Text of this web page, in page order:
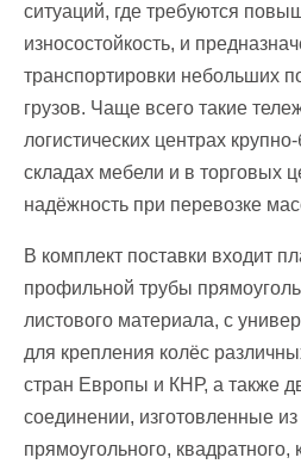
ситуаций, где требуются
износостойкость, и
транспортировки небольших
грузов. Чаще всего такие
логистических центрах
складах мебели и в торговых
надёжность при перевозке
В комплект поставки входит
профильной трубы
листового материала, с
для крепления колёс
стран Европы и КНР, а также
соединении, изготовленные
прямоугольного, квадратного,